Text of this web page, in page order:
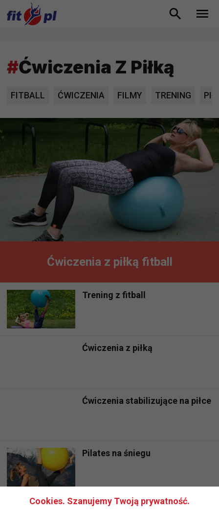
#Ćwiczenia Z Piłką
FITBALL ĆWICZENIA FILMY TRENING
Ćwiczenia z piłką fitball
Trening z fitball
Ćwiczenia z piłką
Ćwiczenia stabilizujące na piłce
Pilates na śniegu
ĆWICZENIA Z PIŁKĄ
Cookies. Szanujemy Twoją prywatność.